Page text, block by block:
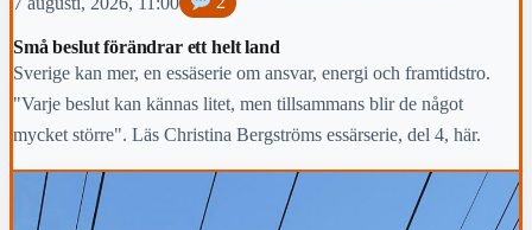
Små beslut förändrar ett helt land
Sverige kan mer, en essäserie om ansvar, energi och framtidstro.
"Varje beslut kan kännas litet, men tillsammans blir de något
mycket större". Läs Christina Bergströms essärserie, del 4, här.